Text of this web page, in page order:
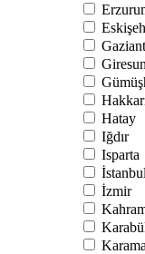
Giresun
Hatay
Iğdır
Isparta
İstanbul
İzmir